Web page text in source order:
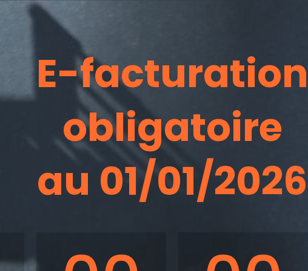
E-facturation
obligatoire
au 01/01/2026